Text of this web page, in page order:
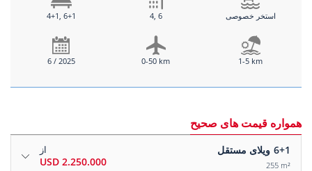
4+1, 6+1 4, 6 استخر خصوصی
6 / 2025 0-50 km 1-5 km
همواره قیمت های صحیح
6+1 ویلای مستقل
255 m²
از
2.250.000 USD